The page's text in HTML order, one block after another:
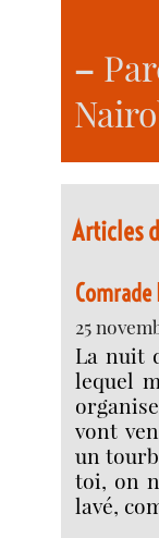
–
Articles
25
La nuit
lequel
vont
un
toi, on
lavé,